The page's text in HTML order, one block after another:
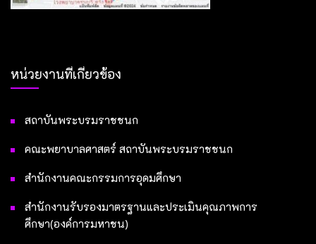
หน่วยงานที่เกี่ยวข้อง
สถาบันพระบรมราชชนก
คณะพยาบาลศาสตร์ สถาบันพระบรมราชชนก
สำนักงานคณะกรรมการอุดมศึกษา
สำนักงานรับรองมาตรฐานและประเมินคุณภาพการ
ศึกษา(องค์การมหาชน)